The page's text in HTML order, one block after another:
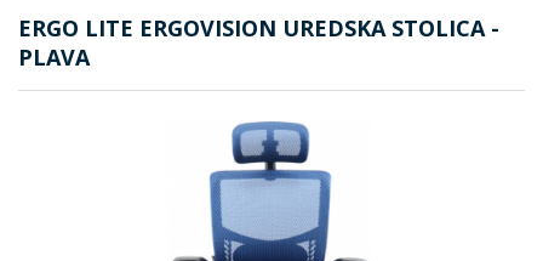
ERGO LITE ERGOVISION UREDSKA STOLICA -
PLAVA